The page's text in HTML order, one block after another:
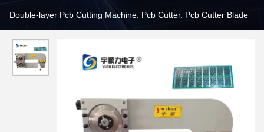
Double-layer Pcb Cutting Machine. Pcb Cutter. Pcb Cutter Blade